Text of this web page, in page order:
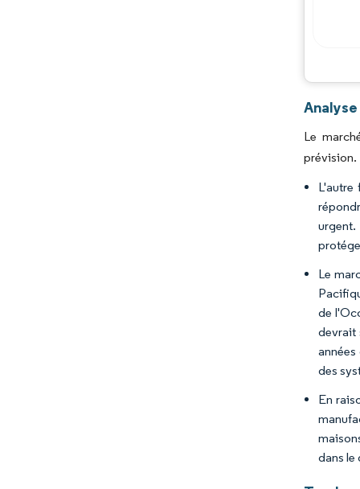
Le
prévision.
L'autre
urgent.
Le
de
devrait
des
En
dans le